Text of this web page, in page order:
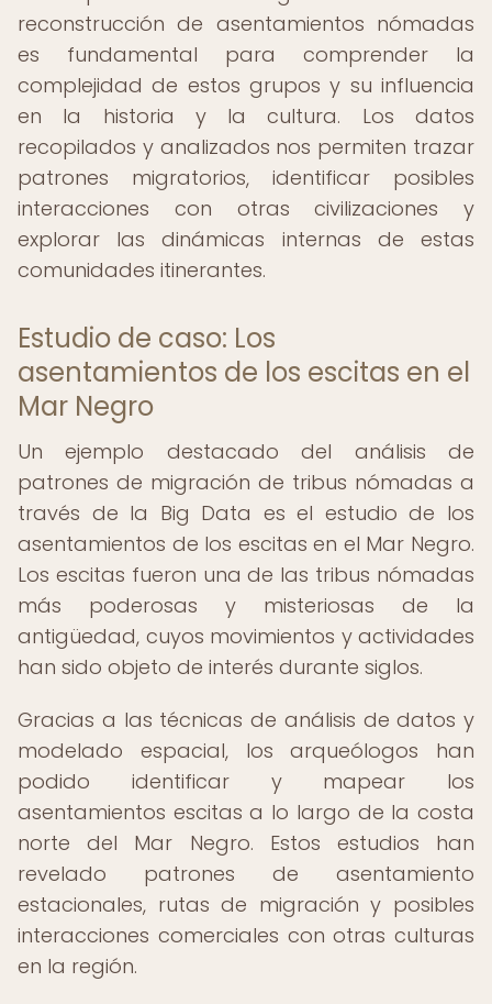
reconstrucción de asentamientos nómadas
es fundamental para comprender la
complejidad de estos grupos y su influencia
en la historia y la cultura. Los datos
recopilados y analizados nos permiten trazar
patrones migratorios, identificar posibles
interacciones con otras civilizaciones y
explorar las dinámicas internas de estas
comunidades itinerantes.
Estudio de caso: Los
asentamientos de los escitas en el
Mar Negro
Un ejemplo destacado del análisis de
patrones de migración de tribus nómadas a
través de la Big Data es el estudio de los
asentamientos de los escitas en el Mar Negro.
Los escitas fueron una de las tribus nómadas
más poderosas y misteriosas de la
antigüedad, cuyos movimientos y actividades
han sido objeto de interés durante siglos.
Gracias a las técnicas de análisis de datos y
modelado espacial, los arqueólogos han
podido identificar y mapear los
asentamientos escitas a lo largo de la costa
norte del Mar Negro. Estos estudios han
revelado patrones de asentamiento
estacionales, rutas de migración y posibles
interacciones comerciales con otras culturas
en la región.